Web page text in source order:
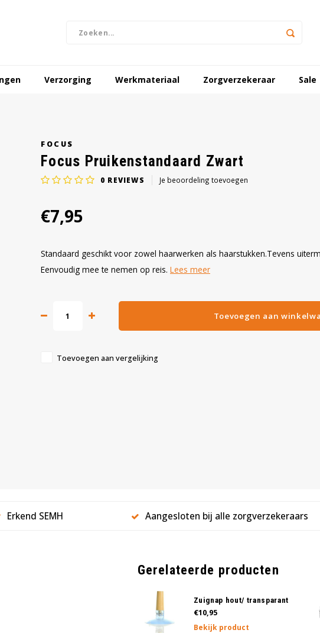
Verzorging Werkmateriaal Zorgverzekeraar Sale
FOCUS
Focus Pruikenstandaard Zwart
0 REVIEWS Je beoordeling toevoegen
€7,95
Standaard geschikt voor zowel haarwerken als haarstukken.Tevens
Eenvoudig mee te nemen op reis. Lees meer
Toevoegen aan
Toevoegen aan vergelijking
Erkend SEMH Aangesloten bij alle zorgverzekeraars
Gerelateerde producten
Zuignap hout/ transparant
€10,95
Bekijk product